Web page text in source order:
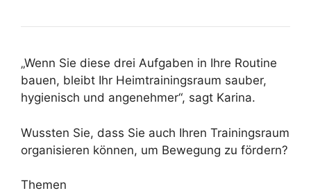
„Wenn Sie diese drei Aufgaben in Ihre Routine
bauen, bleibt Ihr Heimtrainingsraum sauber,
hygienisch und angenehmer“, sagt Karina.
Wussten Sie, dass Sie auch Ihren Trainingsraum
organisieren können, um Bewegung zu fördern?
Themen